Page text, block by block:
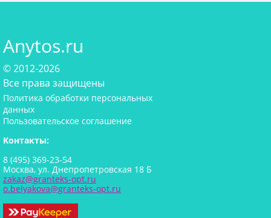
Anytos.ru
© 2012-2026
Все права защищены
Политика обработки персональных
данных
Пользовательское соглашение
Контакты:
8 (495) 369-23-54
Москва, ул. Днепропетровская 18 Б
zakaz@granteks-opt.ru
o.belyakova@granteks-opt.ru